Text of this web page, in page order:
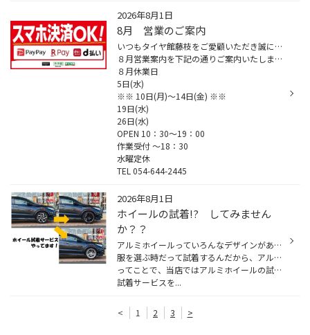
2026年8月1日
8月 営業のご案内
いつもタイヤ館藤枝をご愛顧いただき誠にありがとうございます。
８月営業案内を下記の通りご案内いたします。
８月休業日
5日(水)
※※ 10日(月)～14日(金) ※※
19日(水)
26日(水)
OPEN 10：30～19：00
作業受付 ～18：30
水曜定休
TEL 054-644-2445
2026年8月1日
ホイールの試着!? してみません
か？？
アルミホイールっていろんなデザインがあるし、『ホイール単体で見ててもよくわかんないな～』ってことありませんか？
服を選ぶ時だって試着するんだから、アルミホイールも車に試着出来たらいいと思いませんか！？
ってことで、当店ではアルミホイールの試着サービスをやってます。
試着サービスを...
< 1 2 3 >